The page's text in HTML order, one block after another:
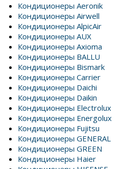
Кондиционеры Aeronik
Кондиционеры Airwell
Кондиционеры AlpicAir
Кондиционеры AUX
Кондиционеры Axioma
Кондиционеры BALLU
Кондиционеры Bismark
Кондиционеры Carrier
Кондиционеры Daichi
Кондиционеры Daikin
Кондиционеры Electrolux
Кондиционеры Energolux
Кондиционеры Fujitsu
Кондиционеры GENERAL
Кондиционеры GREEN
Кондиционеры Haier